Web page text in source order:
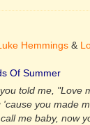
Hemmings &
Of Summer
told me, "Love
you made
me baby, now